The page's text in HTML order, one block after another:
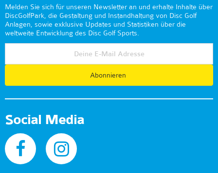
Melden Sie sich für unseren Newsletter an und erhalte Inhalte über
DiscGolfPark, die Gestaltung und Instandhaltung von Disc Golf
Anlagen, sowie exklusive Updates und Statistiken über die
weltweite Entwicklung des Disc Golf Sports.
Abonnieren
Social Media